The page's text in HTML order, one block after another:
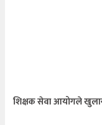
शिक्षक सेवा आयोगले